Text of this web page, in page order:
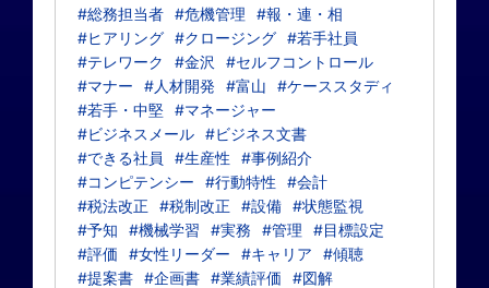
#総務担当者 #危機管理
#報・連・相
#ヒアリング #クロージング #若手社員
#テレワーク
#金沢
#セルフコントロール
#マナー
#人材開発 #富山
#ケーススタディ
#若手・中堅 #マネージャー
#ビジネスメール #ビジネス文書
#できる社員
#生産性
#事例紹介
#コンピテンシー
#行動特性
#会計
#税法改正
#税制改正 #設備 #状態監視
#予知
#機械学習 #実務 #管理
#目標設定
#評価
#女性リーダー #キャリア
#傾聴
#提案書 #企画書 #業績評価
#図解